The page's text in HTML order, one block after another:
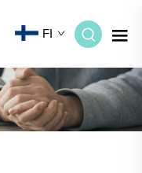
FI